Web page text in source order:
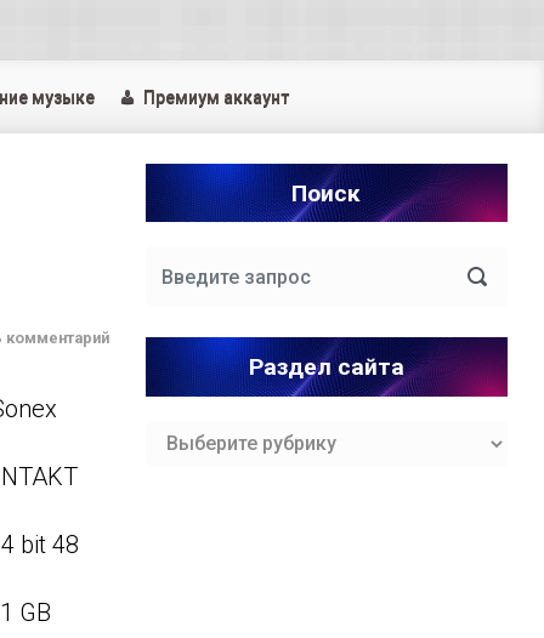
музыке Премиум аккаунт
комментарий
bit 48
GB
Поиск
Раздел сайта
Раздел